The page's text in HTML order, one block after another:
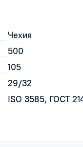
Чехия
500
105
29/32
ISO 3585, ГОСТ